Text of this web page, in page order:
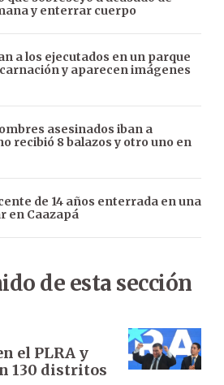
y enterrar cuerpo
a los ejecutados en un parque
y aparecen imágenes
asesinados iban a
recibió 8 balazos y otro uno en
de 14 años enterrada en una
en Caazapá
de esta sección
el PLRA y
130 distritos